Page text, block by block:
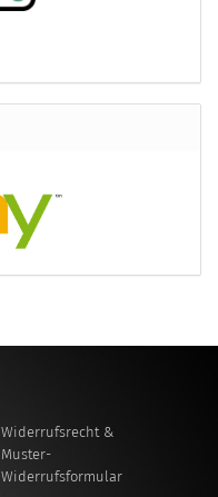
Widerrufsrecht &
Muster-
Widerrufsformular